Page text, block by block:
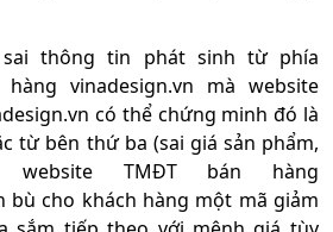
thông tin phát sinh từ phía
vinadesign.vn mà website
có thể chứng minh đó là
từ bên thứ ba (sai giá sản phẩm,
TMĐT bán hàng
bù cho khách hàng một mã giảm